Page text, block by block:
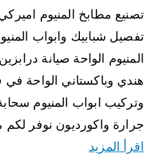
تصنيع مطابخ المنيوم
تفصيل شبابيك وابواب
المنيوم الواحة صيانة
هندي وباكستاني الواحة في
وتركيب ابواب المنيوم
جرارة واكورديون نوفر
اقرأ المزيد